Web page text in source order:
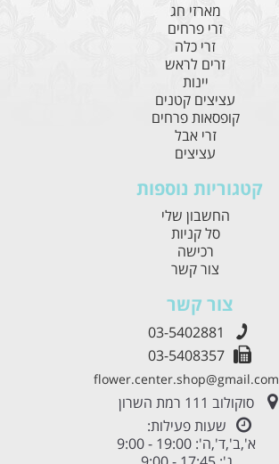
מארזי חג
זרי פרחים
זרי כלה
זרים לראש
יינות
עציצים קטנים
קופסאות פרחים
זרי אבל
עציצים
קטגוריות נוספות
החשבון שלי
סל קניות
רכישה
צור קשר
צור קשר
03-5402881
03-5408357
flower.center.shop@gmail.com
סוקולוב 111 רמת השרון
שעות פעילות:
א',ב',ד',ה': 19:00 - 9:00